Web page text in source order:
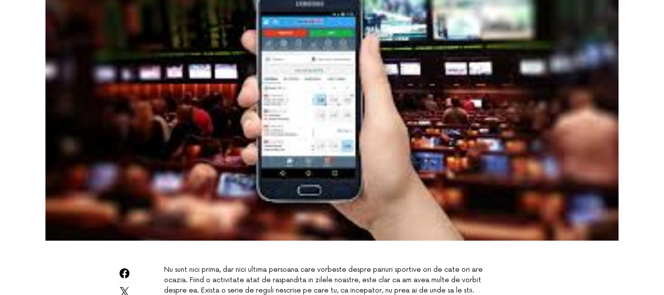
Nu sunt nici prima, dar nici ultima persoana care vorbeste despre pariuri sportive ori de cate ori are
ocazia. Fiind o activitate atat de raspandita in zilele noastre, este clar ca am avea multe de vorbit
despre ea. Exista o serie de reguli nescrise pe care tu, ca incepator, nu prea ai de unde sa le stii.